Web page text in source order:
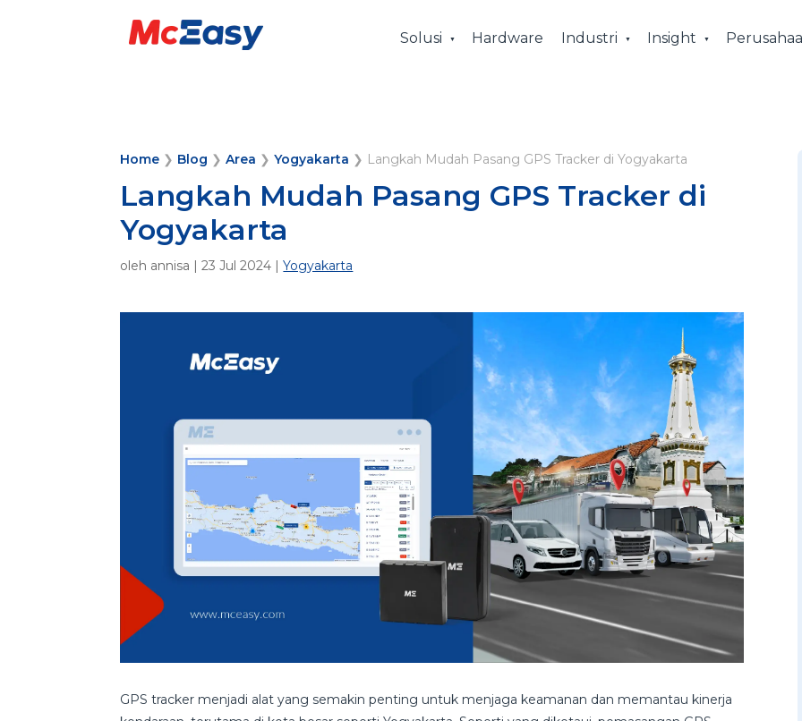
Solusi Hardware Industri Insight
Home ❯ Blog ❯Area ❯Yogyakarta ❯ Langkah Mudah Pasang GPS Tracker di Yogyakarta
Langkah Mudah Pasang GPS Tracker di
Yogyakarta
oleh annisa |23 Jul 2024 |Yogyakarta
GPS tracker menjadi alat yang semakin penting untuk menjaga keamanan dan memantau kinerja